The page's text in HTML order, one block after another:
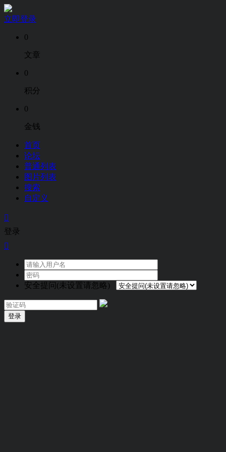
立即登录
0
文章
0
积分
0
金钱
首页
论坛
普通列表
图片列表
搜索
自定义

登录

安全提问(未设置请忽略)
登录